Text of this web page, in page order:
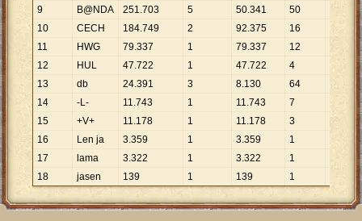
9
B@NDA 251.703 5 50.341 50 5. 034
10
CECH 184.749 2 92.375 16 . 547
11
HWG 79.337 1 79.337 12
12
HUL 47.722 1 47.722 4
931
13
db 24.391 3 8.130 64
381
14
-L- 11.743 1 11.743 7
15
+V+ 11.178 1 11.178 3 3
16
Len ja 3.359 1 3.359 1
359
17
lama 3.322 1 3.322 1 .
18
jasen 139 1 139 1